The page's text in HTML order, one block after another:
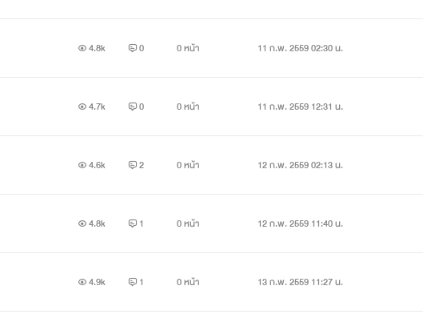
4.8k 0 0 หน้า 11 ก.พ. 2559 02:30 น.
4.7k 0 0 หน้า 11 ก.พ. 2559 12:31 น.
4.6k 2 0 หน้า 12 ก.พ. 2559 02:13 น.
4.8k 1 0 หน้า 12 ก.พ. 2559 11:40 น.
4.9k 1 0 หน้า 13 ก.พ. 2559 11:27 น.